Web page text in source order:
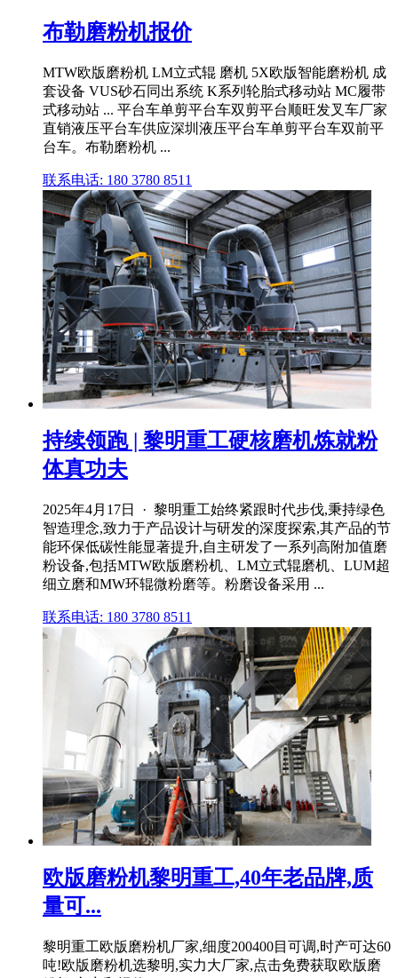
布勒磨粉机报价
MTW欧版磨粉机 LM立式辊 磨机 5X欧版智能磨粉机 成
套设备 VUS砂石同出系统 K系列轮胎式移动站 MC履带
式移动站 ... 平台车单剪平台车双剪平台顺旺发叉车厂家
直销液压平台车供应深圳液压平台车单剪平台车双前平
台车。布勒磨粉机 ...
联系电话: 180 3780 8511
持续领跑 | 黎明重工硬核磨机炼就粉
体真功夫
2025年4月17日 · 黎明重工始终紧跟时代步伐,秉持绿色
智造理念,致力于产品设计与研发的深度探索,其产品的节
能环保低碳性能显著提升,自主研发了一系列高附加值磨
粉设备,包括MTW欧版磨粉机、LM立式辊磨机、LUM超
细立磨和MW环辊微粉磨等。粉磨设备采用 ...
联系电话: 180 3780 8511
欧版磨粉机黎明重工,40年老品牌,质
量可...
黎明重工欧版磨粉机厂家,细度200400目可调,时产可达60
吨!欧版磨粉机选黎明,实力大厂家,点击免费获取欧版磨